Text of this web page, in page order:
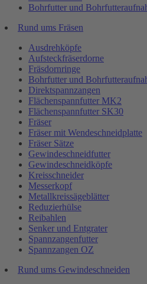
Bohrfutter und
Rund ums Fräsen
Ausdrehköpfe
Aufsteckfräserdorne
Fräsdornringe
Bohrfutter und
Direktspannzangen
Flächenspannfutter MK2
Flächenspannfutter SK30
Fräser
Fräser mit Wendeschneidplatte
Fräser Sätze
Gewindeschneidfutter
Gewindeschneidköpfe
Kreisschneider
Messerkopf
Metallkreissägeblätter
Reduzierhülse
Reibahlen
Senker und Entgrater
Spannzangenfutter
Spannzangen OZ
Rund ums Gewindeschneiden